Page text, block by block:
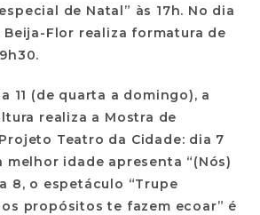
de Natal” às 17h. No dia
Beija-Flor realiza formatura de
11 (de quarta a domingo), a
realiza a Mostra de
Teatro da Cidade: dia 7
melhor idade apresenta “(Nós)
8, o espetáculo “Trupe
propósitos te fazem ecoar” é